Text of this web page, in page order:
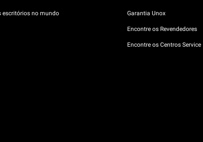
escritórios no mundo Garantia Unox
Encontre os Revendedores
Encontre os Centros Service